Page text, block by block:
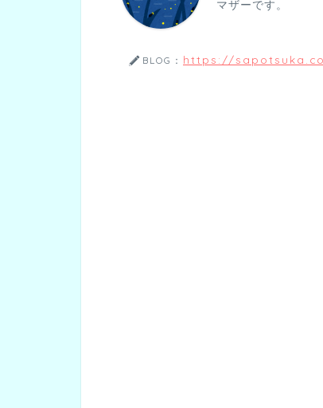
マザーです。
BLOG： https://